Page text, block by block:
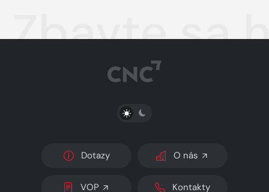
Zbavte sa
PŘEPNOUT SVĚTLÝ/TMAVÝ REŽIM
Dotazy O nás
VOP Kontakty